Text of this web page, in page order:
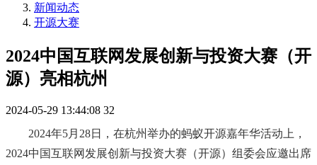
新闻动态
开源大赛
2024中国互联网发展创新与投资大赛（开
源）亮相杭州
2024-05-29 13:44:08 32
2024年5月28日，在杭州举办的蚂蚁开源嘉年华活动上，
2024中国互联网发展创新与投资大赛（开源）组委会应邀出席